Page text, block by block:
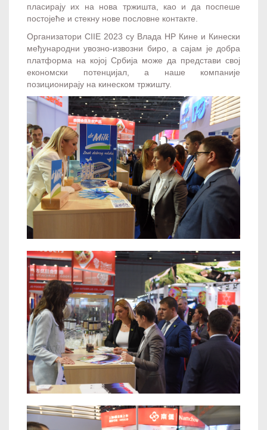
пласирају их на нова тржишта, као и да поспеше
постојеће и стекну нове пословне контакте.
Организатори CIIE 2023 су Влада НР Кине и Кинески
међународни увозно-извозни биро, а сајам је добра
платформа на којој Србија може да представи свој
економски потенцијал, а наше компаније
позиционирају на кинеском тржишту.